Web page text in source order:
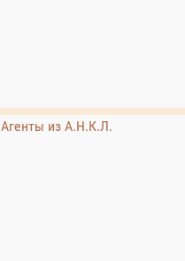
Агенты из А.Н.К.Л.